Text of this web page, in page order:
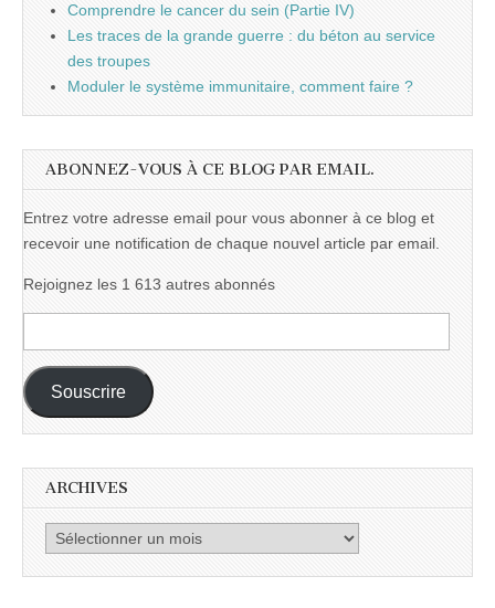
Comprendre le cancer du sein (Partie IV)
Les traces de la grande guerre : du béton au service
des troupes
Moduler le système immunitaire, comment faire ?
ABONNEZ-VOUS À CE BLOG PAR EMAIL.
Entrez votre adresse email pour vous abonner à ce blog et
recevoir une notification de chaque nouvel article par email.
Rejoignez les 1 613 autres abonnés
e-
mail :
Souscrire
ARCHIVES
Archives